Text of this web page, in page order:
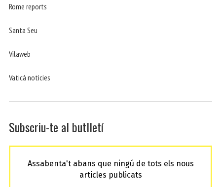
Rome reports
Santa Seu
Vilaweb
Vaticá noticies
Subscriu-te al butlletí
Assabenta't abans que ningú de tots els nous
articles publicats